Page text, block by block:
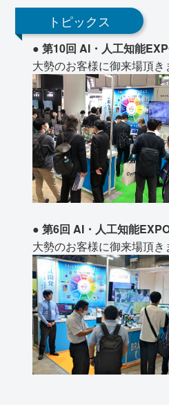
トピックス
● 第10回 AI・人工知能
大勢のお客様に御来場頂き
● 第6回 AI・人工知能
大勢のお客様に御来場頂き